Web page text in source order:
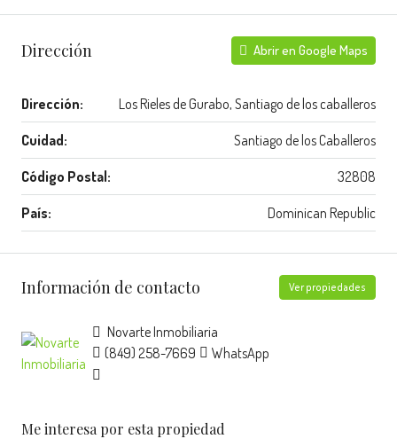
Dirección Abrir en Google Maps
Dirección: Los Rieles de Gurabo, Santiago de los caballeros
Cuidad: Santiago de los Caballeros
Código Postal: 32808
País: Dominican Republic
Información de contacto Ver propiedades
Novarte Inmobiliaria
(849) 258-7669
WhatsApp
Me interesa por esta propiedad